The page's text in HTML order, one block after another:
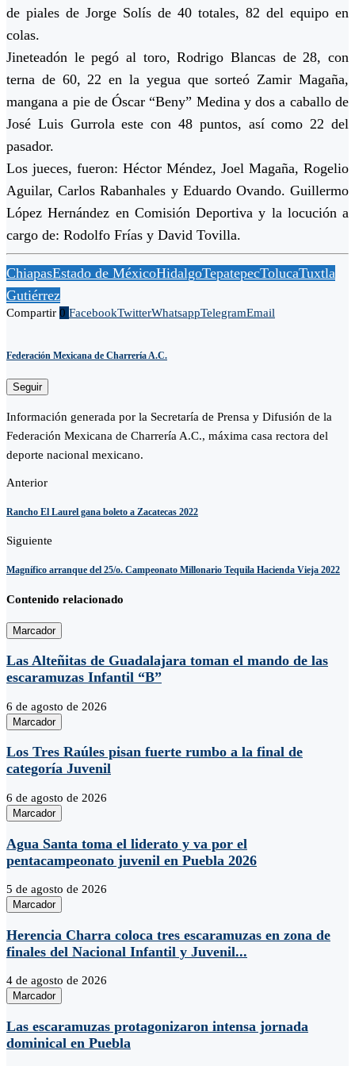
de piales de Jorge Solís de 40 totales, 82 del equipo en
colas.
Jineteadón le pegó al toro, Rodrigo Blancas de 28, con
terna de 60, 22 en la yegua que sorteó Zamir Magaña,
mangana a pie de Óscar “Beny” Medina y dos a caballo de
José Luis Gurrola este con 48 puntos, así como 22 del
pasador.
Los jueces, fueron: Héctor Méndez, Joel Magaña, Rogelio
Aguilar, Carlos Rabanhales y Eduardo Ovando. Guillermo
López Hernández en Comisión Deportiva y la locución a
cargo de: Rodolfo Frías y David Tovilla.
ChiapasEstado de MéxicoHidalgoTepatepecTolucaTuxtla
Gutiérrez
Compartir 0 FacebookTwitterWhatsappTelegramEmail
Federación Mexicana de Charrería A.C.
Seguir
Información generada por la Secretaría de Prensa y Difusión de la
Federación Mexicana de Charrería A.C., máxima casa rectora del
deporte nacional mexicano.
Anterior
Rancho El Laurel gana boleto a Zacatecas 2022
Siguiente
Magnífico arranque del 25/o. Campeonato Millonario Tequila Hacienda Vieja 2022
Contenido relacionado
Marcador
Las Alteñitas de Guadalajara toman el mando de las
escaramuzas Infantil “B”
6 de agosto de 2026
Marcador
Los Tres Raúles pisan fuerte rumbo a la final de
categoría Juvenil
6 de agosto de 2026
Marcador
Agua Santa toma el liderato y va por el
pentacampeonato juvenil en Puebla 2026
5 de agosto de 2026
Marcador
Herencia Charra coloca tres escaramuzas en zona de
finales del Nacional Infantil y Juvenil...
4 de agosto de 2026
Marcador
Las escaramuzas protagonizaron intensa jornada
dominical en Puebla